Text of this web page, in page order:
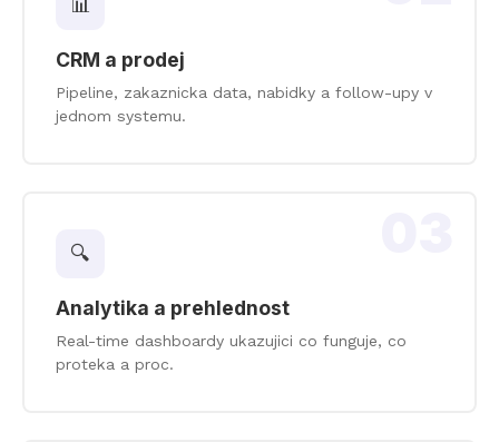
📊
CRM a prodej
Pipeline, zakaznicka data, nabidky a follow-upy v
jednom systemu.
🔍
Analytika a prehlednost
Real-time dashboardy ukazujici co funguje, co
proteka a proc.